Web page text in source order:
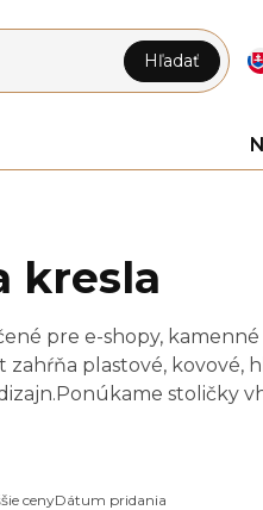
Hľadať
kresla
pre e-shopy,
plastové, kovové,
stoličky
cenyDátum pridania